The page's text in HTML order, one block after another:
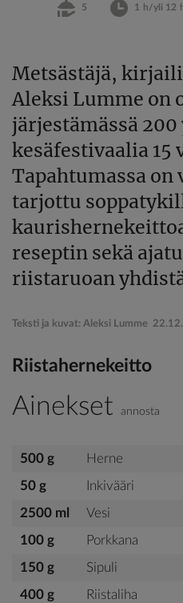
5
1 h/yli 12
Metsästäjä,
Aleksi Lumme on
järjestämässä 200
kesäfestivaalia 15
Tapahtumassa on
tarjottu
reseptin sekä
riistaruoan
Teksti ja kuvat: Aleksi Lumme
Riistahernekeitto
Ainekset annosta
500 g
Herne
50 g
Inkivääri
2500 ml
Vesi
100 g
Porkkana
150 g
Sipuli
400 g
Riistaliha